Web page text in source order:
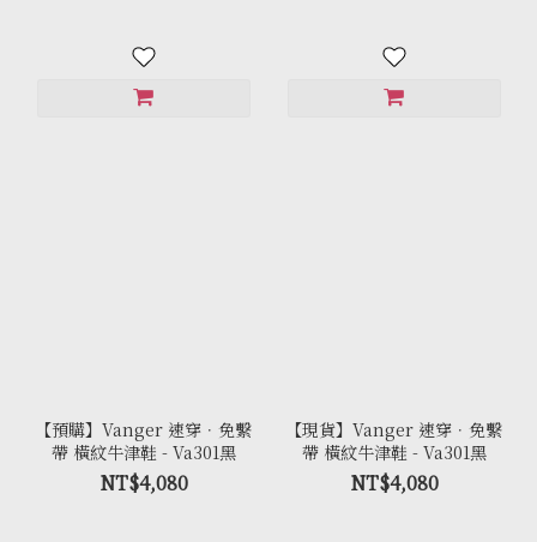
【預購】Vanger 速穿．免繫
帶 橫紋牛津鞋 - Va301黑
NT$4,080
【現貨】Vanger 速穿．免繫
帶 橫紋牛津鞋 - Va301黑
NT$4,080